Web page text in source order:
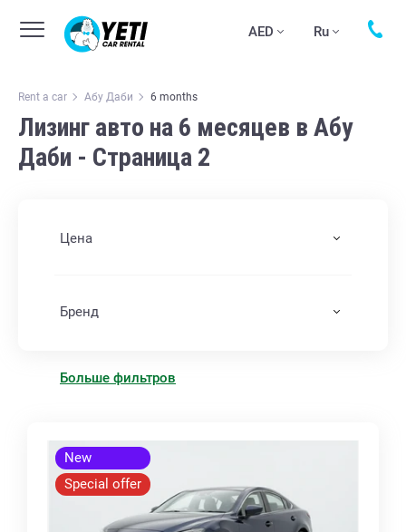
AED Ru
Rent a car Абу Даби 6 months
Лизинг авто на 6 месяцев в Абу
Даби - Страница 2
Цена
Бренд
Больше фильтров
New
Special offer